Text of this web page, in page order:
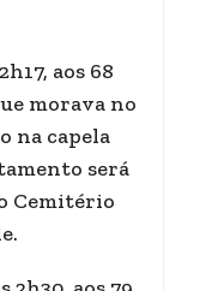
aos 68
morava no
na capela
será
Cemitério